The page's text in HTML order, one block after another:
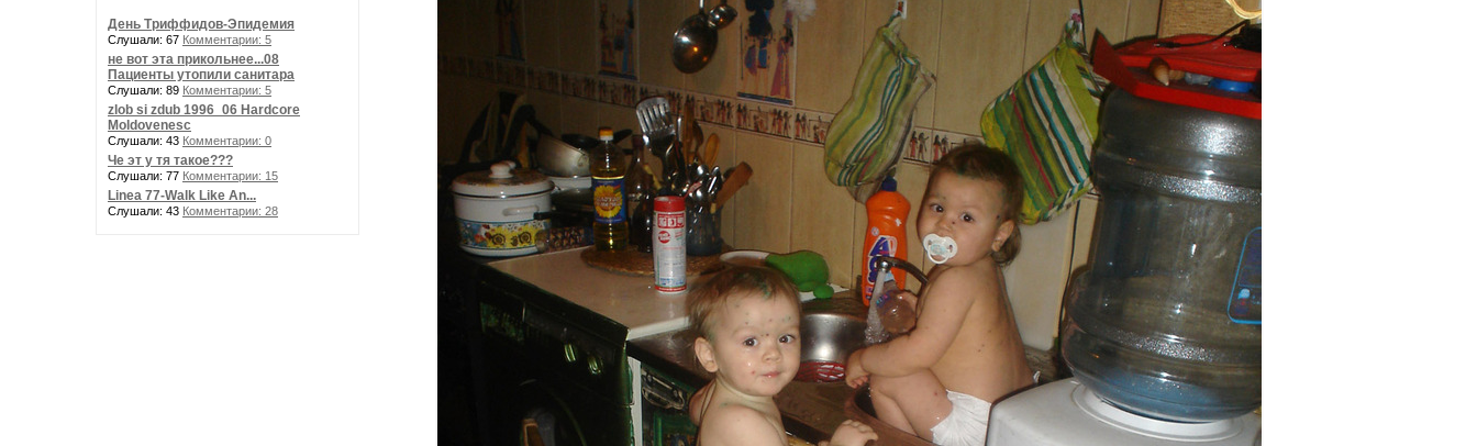
День Триффидов-Эпидемия
Слушали: 67 Комментарии: 5
не вот эта прикольнее...08
Пациенты утопили санитара
Слушали: 89 Комментарии: 5
zlob si zdub 1996_06 Hardcore
Moldovenesc
Слушали: 43 Комментарии: 0
Че эт у тя такое???
Слушали: 77 Комментарии: 15
Linea 77-Walk Like An...
Слушали: 43 Комментарии: 28